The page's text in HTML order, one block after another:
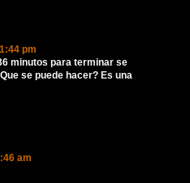
pm
minutos para terminar se
se puede hacer? Es una
am